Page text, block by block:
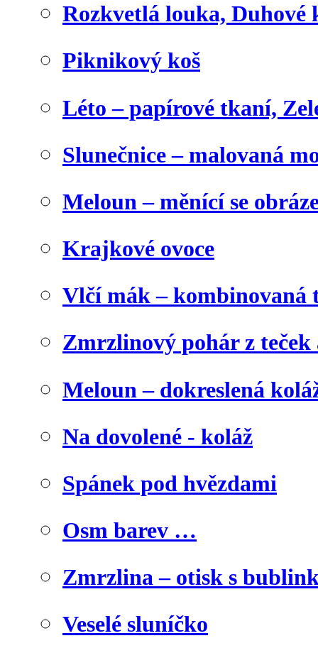
Rozkvetlá louka, Duhové
Piknikový koš
Léto – papírové tkaní,
Slunečnice – malovaná
Meloun – měnící se
Krajkové ovoce
Vlčí mák – kombinovaná
Zmrzlinový pohár z
Meloun – dokreslená
Na dovolené - koláž
Spánek pod hvězdami
Osm barev …
Zmrzlina – otisk s
Veselé sluníčko